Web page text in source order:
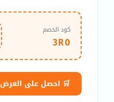
كود الخصم
3RO
🛒 احصل على العرض